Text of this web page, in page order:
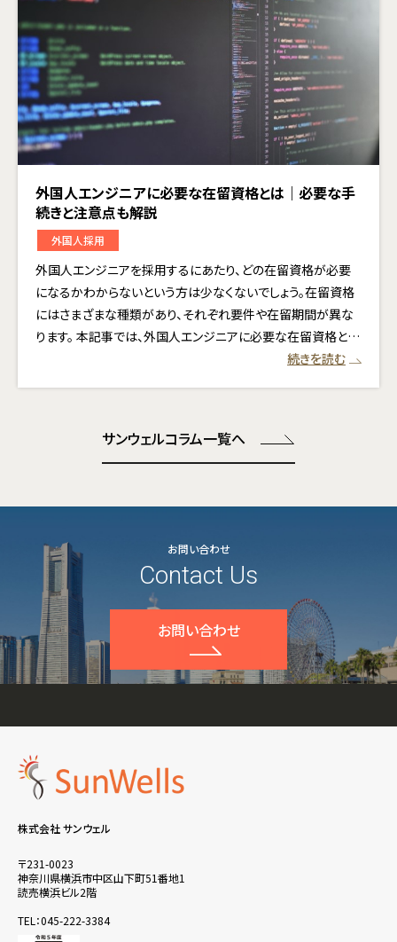
外国人エンジニアに必要な在留資格とは｜必要な手
続きと注意点も解説
外国人採用
外国人エンジニアを採用するにあたり、どの在留資格が必要
になるかわからないという方は少なくないでしょう。在留資格
にはさまざまな種類があり、それぞれ要件や在留期間が異な
ります。 本記事では、外国人エンジニアに必要な在留資格と…
続きを読む
サンウェルコラム一覧へ
お問い合わせ
Contact Us
お問い合わせ
株式会社 サンウェル
〒231-0023
神奈川県横浜市中区山下町51番地1
読売横浜ビル2階
TEL：045-222-3384